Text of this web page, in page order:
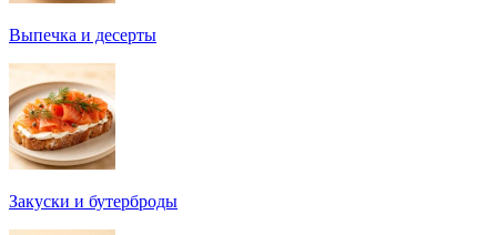
Выпечка и десерты
Закуски и бутерброды